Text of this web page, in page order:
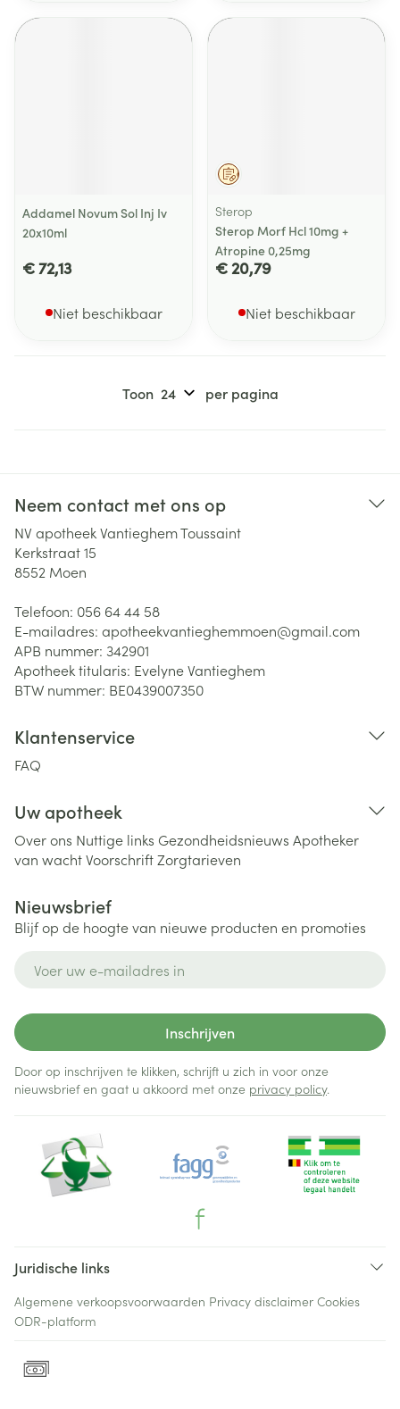
Addamel Novum Sol Inj Iv
20x10ml
€ 72,13
Niet beschikbaar
Op voorschrift
Sterop
Sterop Morf Hcl 10mg +
Atropine 0,25mg
€ 20,79
Niet beschikbaar
Toon per pagina
Neem contact met ons op
NV apotheek Vantieghem Toussaint
Kerkstraat 15
8552 Moen
Telefoon: 056 64 44 58
E-mailadres: apotheekvantieghemmoen@gmail.com
APB nummer: 342901
Apotheek titularis: Evelyne Vantieghem
BTW nummer: BE0439007350
Klantenservice
FAQ
Uw apotheek
Over ons Nuttige links Gezondheidsnieuws Apotheker
van wachtVoorschriftZorgtarieven
Nieuwsbrief
Blijf op de hoogte van nieuwe producten en promoties
Inschrijven
Door op inschrijven te klikken, schrijft u zich in voor onze
nieuwsbrief en gaat u akkoord met onze privacy policy.
Juridische links
Algemene verkoopsvoorwaarden Privacy disclaimer Cookies
ODR-platform